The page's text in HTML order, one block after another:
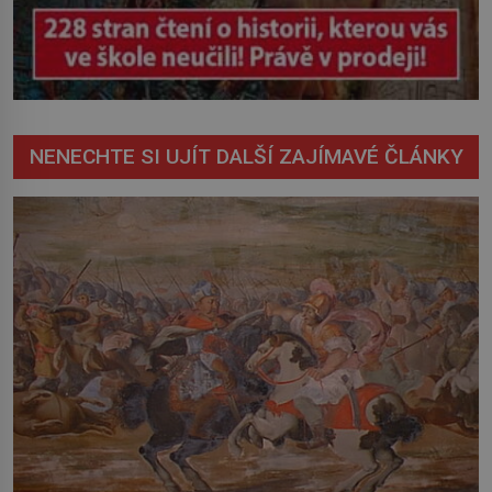
NENECHTE SI UJÍT DALŠÍ ZAJÍMAVÉ ČLÁNKY